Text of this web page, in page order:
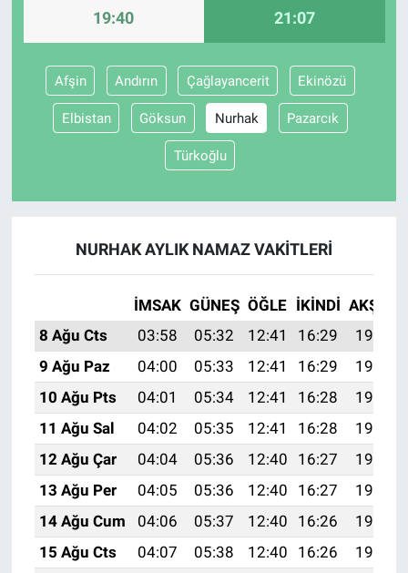
19:40 21:07
Afşin Andırın Çağlayancerit Ekinözü
Elbistan Göksun Nurhak Pazarcık
Türkoğlu
NURHAK AYLIK NAMAZ VAKITLERI
İMSAK GÜNEŞ ÖĞLE İKINDI AKŞAM
8 Ağu Cts
03:58 05:32 12:41 16:29
19:40
9 Ağu Paz
04:00 05:33 12:41 16:29
19:39
10 Ağu Pts
04:01 05:34 12:41 16:28
19:38
11 Ağu Sal
04:02 05:35 12:41 16:28
19:36
12 Ağu Çar
04:04 05:36 12:40 16:27
19:35
13 Ağu Per
04:05 05:36 12:40 16:27
19:34
14 Ağu Cum
04:06 05:37 12:40 16:26
19:33
15 Ağu Cts
04:07 05:38 12:40 16:26
19:32
Gündem Özel
Günün görüntüsü
Haber
Koronavirüs
Kültür Sanat
Ne demişti
Nedir
Popüler
Programlar
Sağlık